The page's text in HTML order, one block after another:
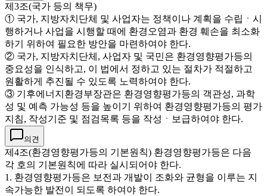
제3조(국가 등의 책무)
① 국가, 지방자치단체 및 사업자는 정책이나 계획을 수립ㆍ시
행하거나 사업을 시행할 때에 환경오염과 환경 훼손을 최소화
하기 위하여 필요한 방안을 마련하여야 한다.
② 국가, 지방자치단체, 사업자 및 국민은 환경영향평가등의
중요성을 인식하고, 이 법에서 정하고 있는 절차가 적절하고
원활하게 추진될 수 있도록 노력하여야 한다.
③ 기후에너지환경부장관은 환경영향평가등의 객관성, 과학
성 및 예측 가능성 등을 높이기 위하여 환경영향평가등의 평가
지침, 작성기준 및 점검목록 등을 작성ㆍ보급하여야 한다.
의견
제4조(환경영향평가등의 기본원칙) 환경영향평가등은 다음
각 호의 기본원칙에 따라 실시되어야 한다.
1. 환경영향평가등은 보전과 개발이 조화와 균형을 이루는 지
속가능한 발전이 되도록 하여야 한다.